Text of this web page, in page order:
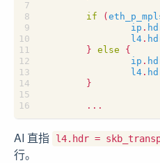
if (
ip .
l4 .
} else
{
ip .
l4 .
}
...
AI 直指 l4.hdr =
行。